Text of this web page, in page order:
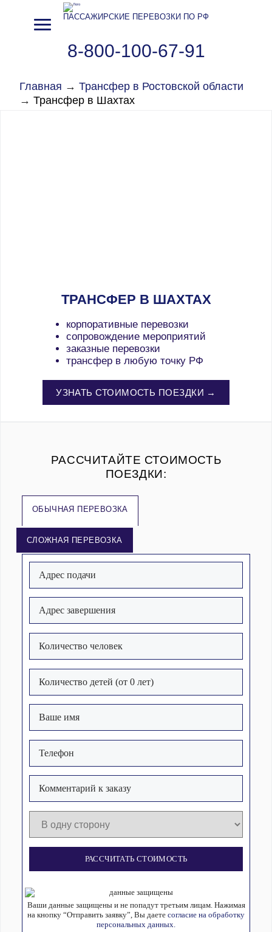
ПАССАЖИРСКИЕ ПЕРЕВОЗКИ ПО РФ
8-800-100-67-91
Главная → Трансфер в Ростовской области
→ Трансфер в Шахтах
ТРАНСФЕР В ШАХТАХ
корпоративные перевозки
сопровождение мероприятий
заказные перевозки
трансфер в любую точку РФ
УЗНАТЬ СТОИМОСТЬ ПОЕЗДКИ →
РАССЧИТАЙТЕ СТОИМОСТЬ
ПОЕЗДКИ:
ОБЫЧНАЯ ПЕРЕВОЗКА
СЛОЖНАЯ ПЕРЕВОЗКА
РАССЧИТАТЬ СТОИМОСТЬ
Ваши данные защищены и не попадут третьим лицам. Нажимая
на кнопку “Отправить заявку”, Вы даете согласие на обработку
персональных данных.